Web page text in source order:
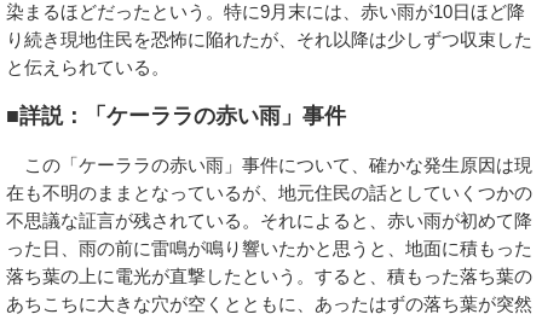
染まるほどだったという。特に9月末には、赤い雨が10日ほど降
り続き現地住民を恐怖に陥れたが、それ以降は少しずつ収束した
と伝えられている。
■詳説：「ケーララの赤い雨」事件
この「ケーララの赤い雨」事件について、確かな発生原因は現
在も不明のままとなっているが、地元住民の話としていくつかの
不思議な証言が残されている。それによると、赤い雨が初めて降
った日、雨の前に雷鳴が鳴り響いたかと思うと、地面に積もった
落ち葉の上に電光が直撃したという。すると、積もった落ち葉の
あちこちに大きな穴が空くとともに、あったはずの落ち葉が突然